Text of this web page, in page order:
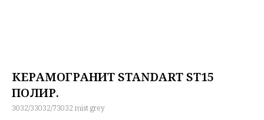
КЕРАМОГРАНИТ STANDART ST15
ПОЛИР.
3032/33032/73032 mist grey